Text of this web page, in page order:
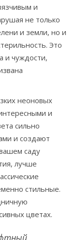
и
не только
и земли, но и
Это
и чуждости,
неоновых
и
сильно
и создают
саду
лучше
стильные.
цветах.